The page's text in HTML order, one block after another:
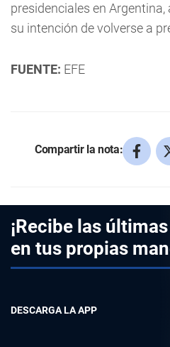
presidenciales en
su intención de volverse a
FUENTE: EFE
Compartir la nota:
¡Recibe las
en tus propias
DESCARGA LA APP